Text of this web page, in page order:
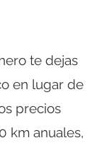
te dejas
en lugar de
precios
km anuales,